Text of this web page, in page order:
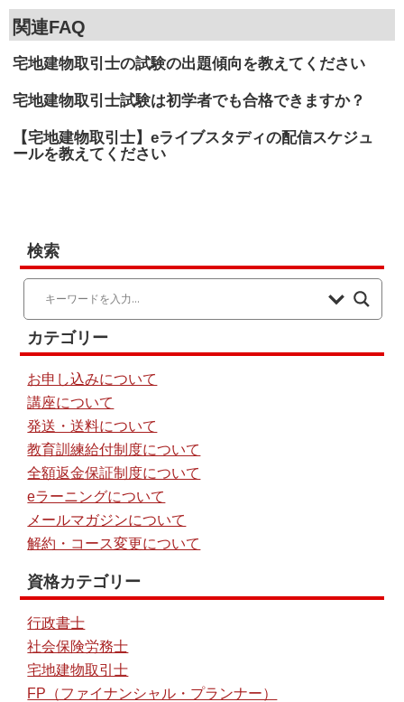
関連FAQ
宅地建物取引士の試験の出題傾向を教えてください
宅地建物取引士試験は初学者でも合格できますか？
【宅地建物取引士】eライブスタディの配信スケジュ
ールを教えてください
検索
カテゴリー
お申し込みについて
講座について
発送・送料について
教育訓練給付制度について
全額返金保証制度について
eラーニングについて
メールマガジンについて
解約・コース変更について
資格カテゴリー
行政書士
社会保険労務士
宅地建物取引士
FP（ファイナンシャル・プランナー）